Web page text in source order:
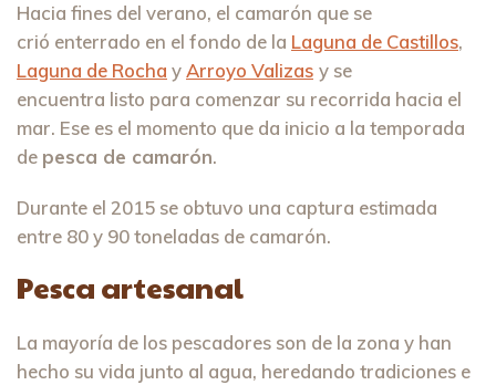
Hacia fines del verano, el camarón que se
crió enterrado en el fondo de la Laguna de Castillos,
Laguna de Rocha yArroyo Valizas y se
encuentra listo para comenzar su recorrida hacia el
mar. Ese es el momento que da inicio a la temporada
de pesca de camarón.
Durante el 2015 se obtuvo una captura estimada
entre 80 y 90 toneladas de camarón.
Pesca artesanal
La mayoría de los pescadores son de la zona y han
hecho su vida junto al agua, heredando tradiciones e